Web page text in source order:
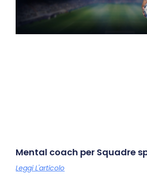
Mental coach per Squadre
Leggi L'articolo